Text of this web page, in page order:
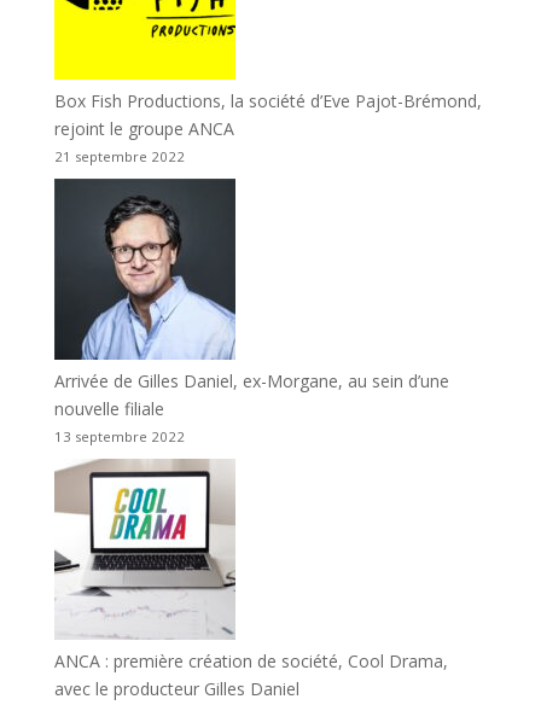
Box Fish Productions, la société d’Eve Pajot-Brémond,
rejoint le groupe ANCA
21 septembre 2022
Arrivée de Gilles Daniel, ex-Morgane, au sein d’une
nouvelle filiale
13 septembre 2022
ANCA : première création de société, Cool Drama,
avec le producteur Gilles Daniel